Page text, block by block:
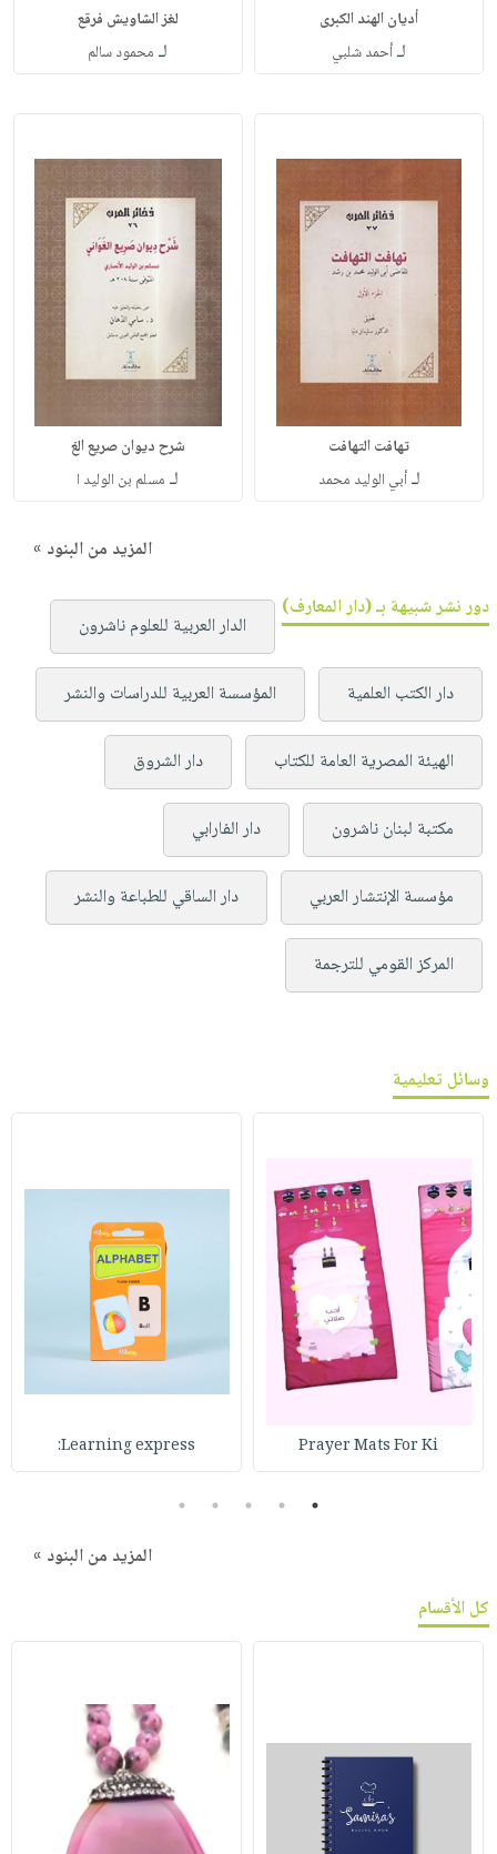
أديان الهند الكبرى
لـأحمد شلبي
لغز الشاويش فرقع
لـ محمود سالم
تهافت التهافت
لـأبي الوليد محمد
شرح ديوان صريع الغ
لـ مسلم بن الوليد ا
المزيد من البنود »
دور نشر شبيهة بـ (دار المعارف)
الدار العربية للعلوم ناشرون
دار الكتب العلمية المؤسسة العربية للدراسات والنشر
الهيئة المصرية العامة للكتاب دار الشروق
مكتبة لبنان ناشرون دار الفارابي
مؤسسة الإنتشار العربي دار الساقي للطباعة والنشر
المركز القومي للترجمة
وسائل تعليمية
Prayer Mats For Ki
Learning express:
1
2
3
4
5
المزيد من البنود »
كل الأقسام